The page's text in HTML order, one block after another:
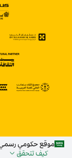
موقع حكومي رسمي
كيف تتحقق